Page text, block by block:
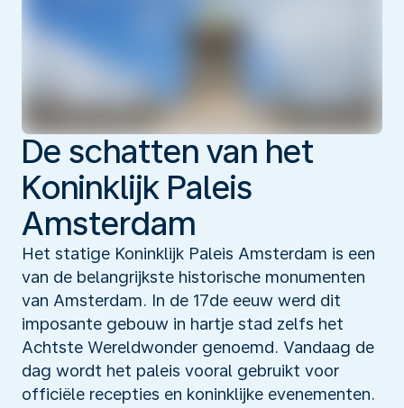
De schatten van het
Koninklijk Paleis
Amsterdam
Het statige Koninklijk Paleis Amsterdam is een
van de belangrijkste historische monumenten
van Amsterdam. In de 17de eeuw werd dit
imposante gebouw in hartje stad zelfs het
Achtste Wereldwonder genoemd. Vandaag de
dag wordt het paleis vooral gebruikt voor
officiële recepties en koninklijke evenementen.